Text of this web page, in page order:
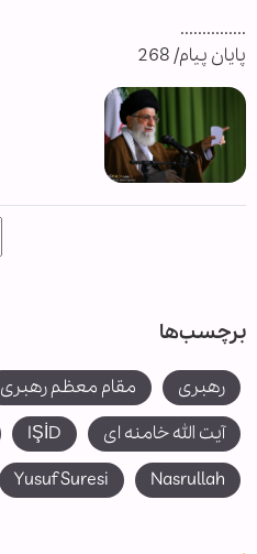
...............
پایان پیام/ 268
برچسب‌ها
رهبری مقام معظم رهبری
آیت الله خامنه ای
IŞİD
Nasrullah
Yusuf Suresi